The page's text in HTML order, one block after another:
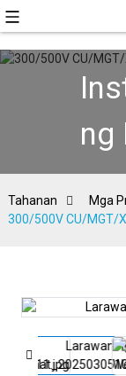
ng
Tahanan Mga
300/500V CU/MGT/